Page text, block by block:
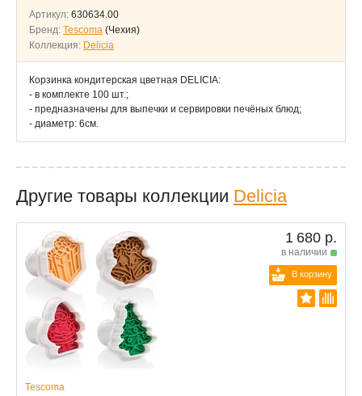
Артикул: 630634.00
Бренд: Tescoma (Чехия)
Коллекция: Delicia
Корзинка кондитерская цветная DELICIA:
- в комплекте 100 шт.;
- предназначены для выпечки и сервировки печёных блюд;
- диаметр: 6см.
Другие товары коллекции Delicia
1 680 р.
в наличии
В корзину
Tescoma